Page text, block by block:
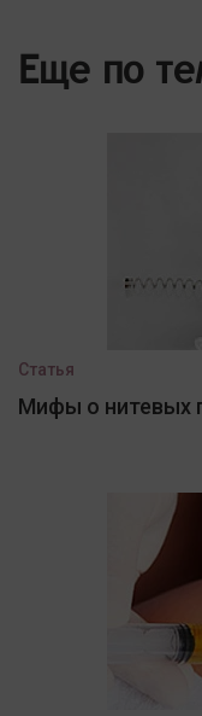
Еще по
Статья
Мифы о нитевых